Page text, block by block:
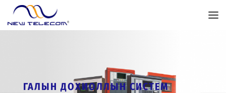
ГАЛЫН ДОХИОЛЛЫН СИСТЕМ